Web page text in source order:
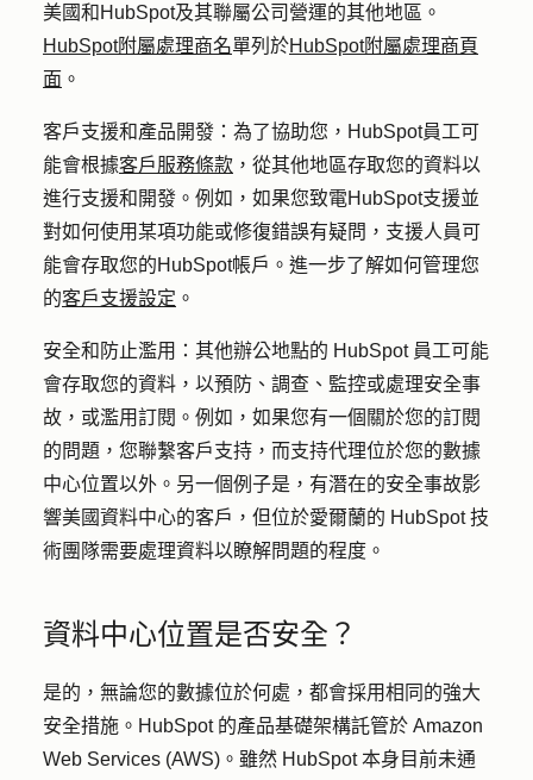
美國和HubSpot及其聯屬公司營運的其他地區。
HubSpot附屬處理商名單列於HubSpot附屬處理商頁
面 。
客戶支援和產品開發 ：為了協助您，HubSpot員工可
能會根據客戶服務條款 ，從其他地區存取您的資料以
進行支援和開發。例如，如果您致電HubSpot支援並
對如何使用某項功能或修復錯誤有疑問，支援人員可
能會存取您的HubSpot帳戶。進一步了解如何管理您
的客戶支援設定 。
安全和防止濫用 ：其他辦公地點的 HubSpot 員工可能
會存取您的資料，以預防、調查、監控或處理安全事
故，或濫用訂閱。例如，如果您有一個關於您的訂閱
的問題，您聯繫客戶支持，而支持代理位於您的數據
中心位置以外。另一個例子是，有潛在的安全事故影
響美國資料中心的客戶，但位於愛爾蘭的 HubSpot 技
術團隊需要處理資料以瞭解問題的程度。
資料中心位置是否安全？
是的，無論您的數據位於何處，都會採用相同的強大
安全措施。HubSpot 的產品基礎架構託管於 Amazon
Web Services (AWS)。雖然 HubSpot 本身目前未通